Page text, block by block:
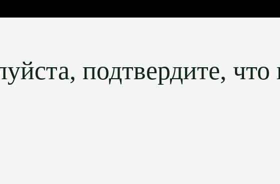
подтвердите, что